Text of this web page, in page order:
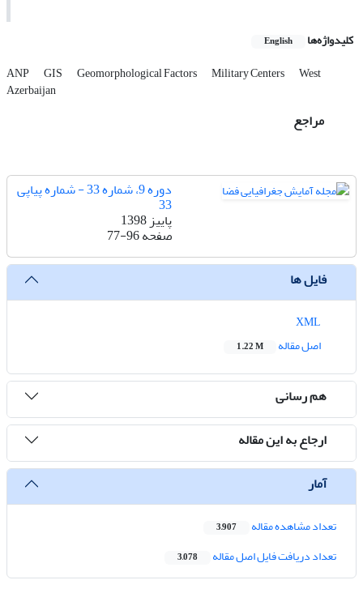
کلیدواژه‌ها English
ANP GIS Geomorphological Factors Military Centers West
Azerbaijan
مراجع
دوره 9، شماره 33 - شماره پیاپی
33
پاییز 1398
صفحه77-96
فایل ها
اصل مقاله
1.22 M
هم رسانی
ارجاع به این مقاله
آمار
تعداد مشاهده مقاله 3,907
تعداد دریافت فایل اصل مقاله 3,078